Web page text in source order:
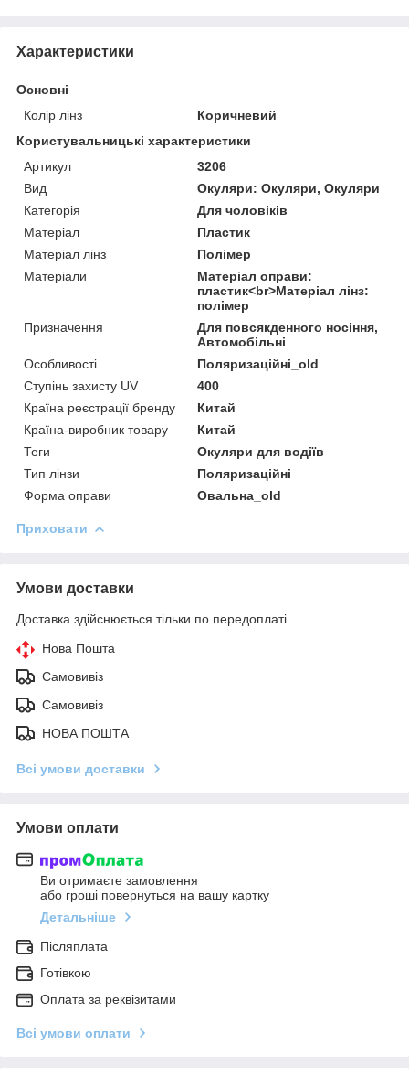
Характеристики
Основні
Колір лінз
Коричневий
Користувальницькі характеристики
Артикул
3206
Вид
Окуляри: Окуляри, Окуляри
Категорія
Для чоловіків
Матеріал
Пластик
Матеріал лінз
Полімер
Матеріали
Матеріал оправи:
пластик<br>Матеріал лінз:
полімер
Призначення
Для повсякденного носіння,
Автомобільні
Особливості
Поляризаційні_old
Ступінь захисту UV
400
Країна реєстрації бренду
Китай
Країна-виробник товару
Китай
Теги
Окуляри для водіїв
Тип лінзи
Поляризаційні
Форма оправи
Овальна_оld
Приховати
Умови доставки
Доставка здійснюється тільки по передоплаті.
Нова Пошта
Самовивіз
Самовивіз
НОВА ПОШТА
Всі умови доставки
Умови оплати
Ви отримаєте замовлення
або гроші повернуться на вашу картку
Детальніше
Післяплата
Готівкою
Оплата за реквізитами
Всі умови оплати